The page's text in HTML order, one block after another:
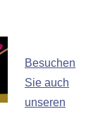
Besuchen
Sie auch
unseren